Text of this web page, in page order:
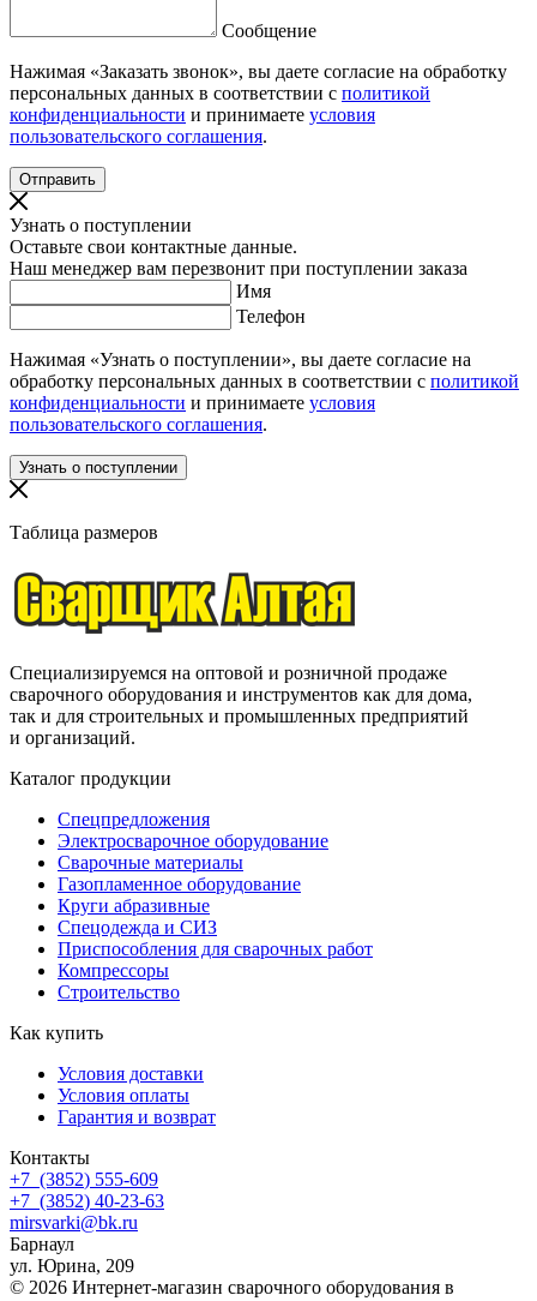
Сообщение
Нажимая «Заказать звонок», вы даете согласие на обработку
персональных данных в соответствии с политикой
конфиденциальности и принимаете условия
пользовательского соглашения.
Узнать о поступлении
Оставьте свои контактные данные.
Наш менеджер вам перезвонит при поступлении заказа
Имя
Телефон
Нажимая «Узнать о поступлении», вы даете согласие на
обработку персональных данных в соответствии с политикой
конфиденциальности и принимаете условия
пользовательского соглашения.
Таблица размеров
Специализируемся на оптовой и розничной продаже
сварочного оборудования и инструментов как для дома,
так и для строительных и промышленных предприятий
и организаций.
Каталог продукции
Спецпредложения
Электросварочное оборудование
Сварочные материалы
Газопламенное оборудование
Круги абразивные
Спецодежда и СИЗ
Приспособления для сварочных работ
Компрессоры
Строительство
Как купить
Условия доставки
Условия оплаты
Гарантия и возврат
Контакты
+7 (3852) 555-609
+7 (3852) 40-23-63
mirsvarki@bk.ru
Барнаул
ул. Юрина, 209
© 2026 Интернет-магазин сварочного оборудования в